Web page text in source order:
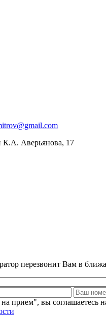
К.А. Аверьянова, 17
перезвонит Вам в
прием", вы соглашаетесь